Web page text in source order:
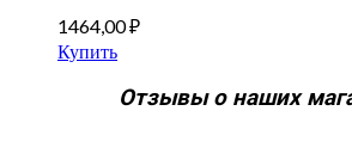
1464,00₽
Купить
Отзывы о наших